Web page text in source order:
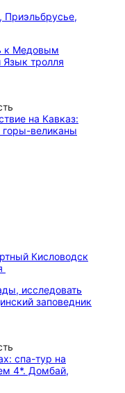
к Медовым
тролля
Кисловодск
исследовать
заповедник